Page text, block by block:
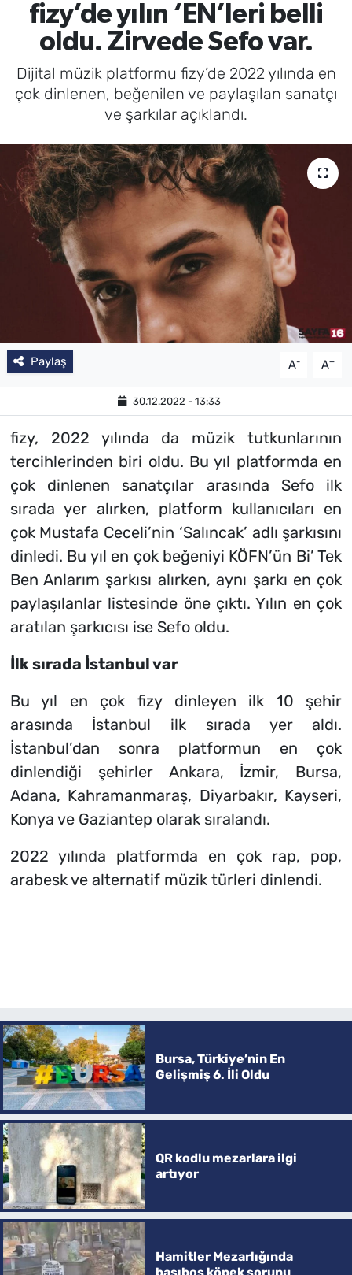
fizy’de yılın ‘EN’leri belli
oldu. Zirvede Sefo var.
Dijital müzik platformu fizy’de 2022 yılında en
çok dinlenen, beğenilen ve paylaşılan sanatçı
ve şarkılar açıklandı.
Paylaş A- A+
30.12.2022 - 13:33
fizy, 2022 yılında da müzik tutkunlarının
tercihlerinden biri oldu. Bu yıl platformda en
çok dinlenen sanatçılar arasında Sefo ilk
sırada yer alırken, platform kullanıcıları en
çok Mustafa Ceceli’nin ‘Salıncak’ adlı şarkısını
dinledi. Bu yıl en çok beğeniyi KÖFN’ün Bi’ Tek
Ben Anlarım şarkısı alırken, aynı şarkı en çok
paylaşılanlar listesinde öne çıktı. Yılın en çok
aratılan şarkıcısı ise Sefo oldu.
İlk sırada İstanbul var
Bu yıl en çok fizy dinleyen ilk 10 şehir
arasında İstanbul ilk sırada yer aldı.
İstanbul’dan sonra platformun en çok
dinlendiği şehirler Ankara, İzmir, Bursa,
Adana, Kahramanmaraş, Diyarbakır, Kayseri,
Konya ve Gaziantep olarak sıralandı.
2022 yılında platformda en çok rap, pop,
arabesk ve alternatif müzik türleri dinlendi.
Bursa, Türkiye’nin En
Gelişmiş 6. İli Oldu
QR kodlu mezarlara ilgi
artıyor
Hamitler Mezarlığında